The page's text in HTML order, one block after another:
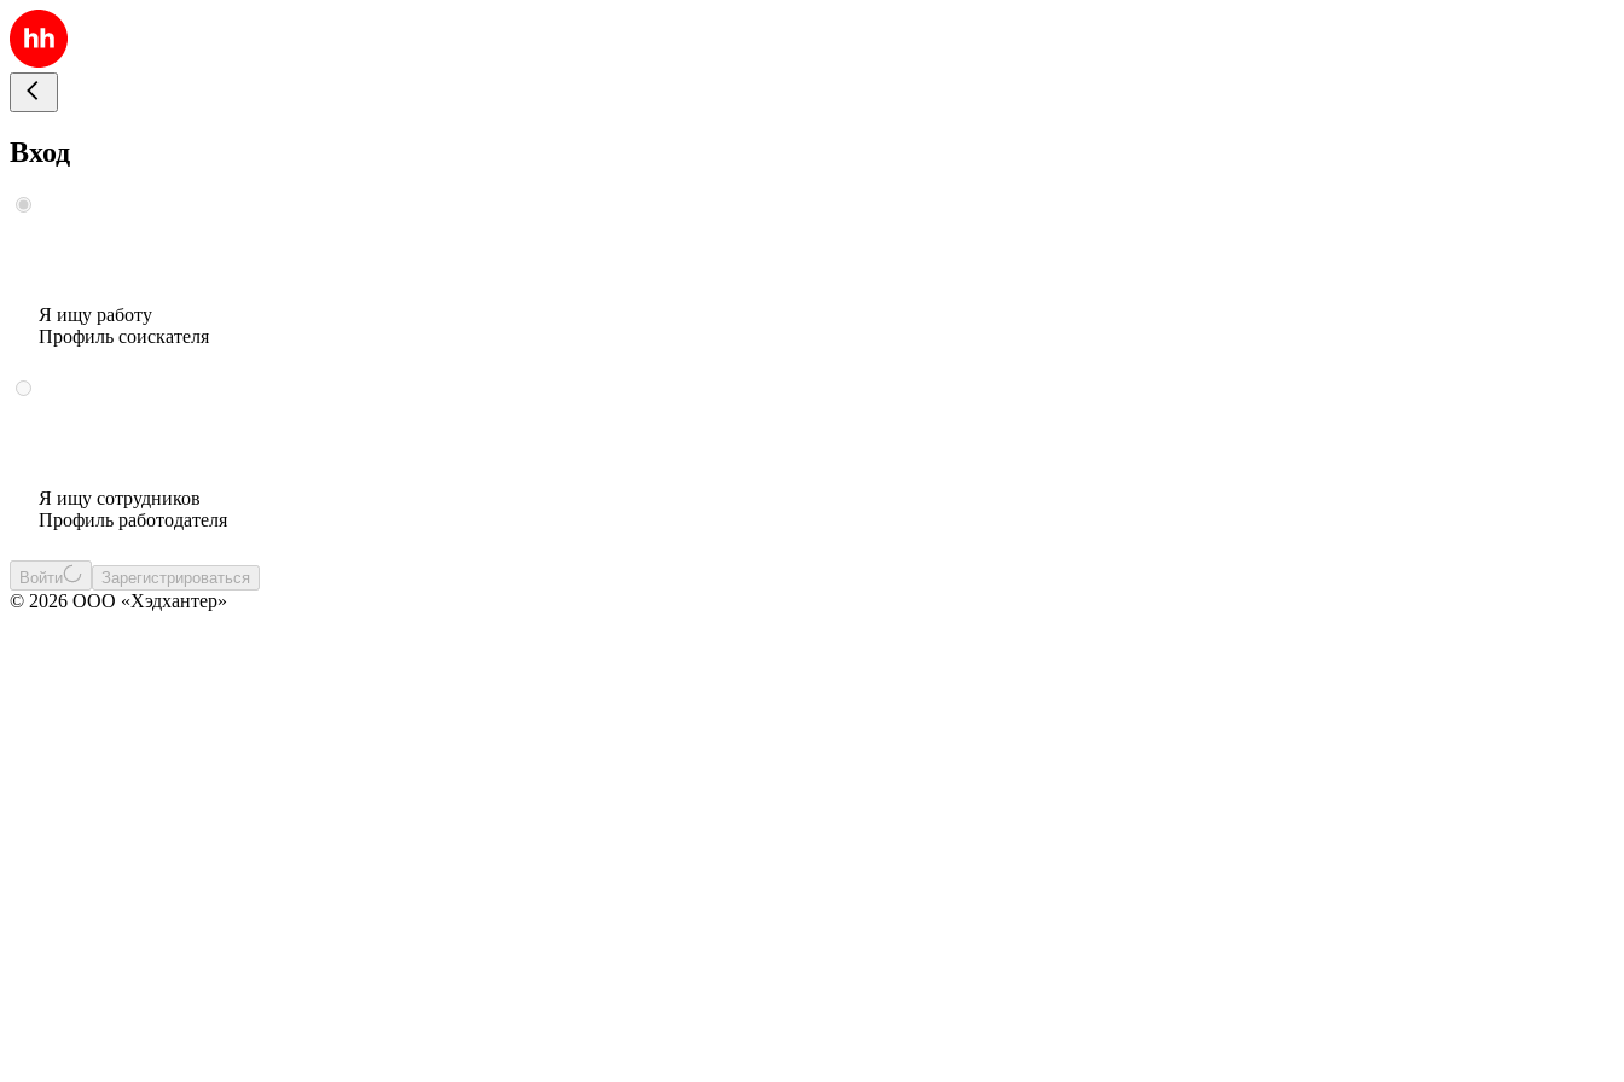
Вход
Я ищу работу
Профиль соискателя
Я ищу сотрудников
Профиль работодателя
Войти Зарегистрироваться
© 2026 ООО «Хэдхантер»